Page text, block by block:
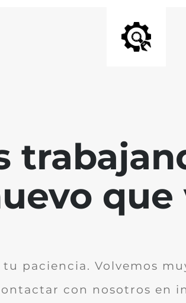
que
tu paciencia. Volvemos
con nosotros en